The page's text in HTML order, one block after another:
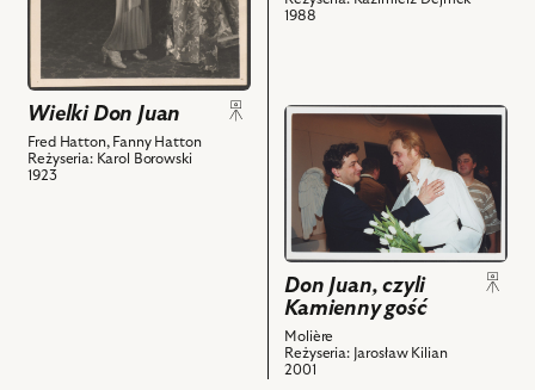
powiązanych
1988
Helena
Gromnicka
i
powiązanych
z
Wielki Don Juan
Fred Hatton, Fanny Hatton
Reżyseria: Karol Borowski
1923
przejdź
obiektu
Don
Juan,
czyli
Kamienny
gość,
Na
zdjęciu:
Jarosław
Don Juan, czyli
Kamienny gość
Molière
Reżyseria: Jarosław Kilian
2001